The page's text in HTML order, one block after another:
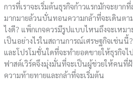
การที่เราจะเริ่มต้นธุรกิจก้าวแรกมักจะยา
มากมายล้วนบั่นทอนความกล้าที่จะเดินตา
ไงดี? แพ็กเกจควรมีรูปแบบไหนถึงจะเหม
เป็นอย่างไรในสถานการณ์เศรษฐกิจเช่นนี้
และโปรโมชั่นใดที่จะทำยอดขายให้ธุรกิจ
ฟาสต์เวิร์คจึงมุ่งมั่นที่จะเป็นผู้ช่วยให้คนที่
ความท้ายทายและกล้าที่จะเริ่มต้น